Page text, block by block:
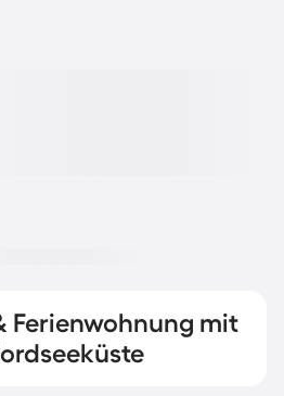
Ferienwohnung mit